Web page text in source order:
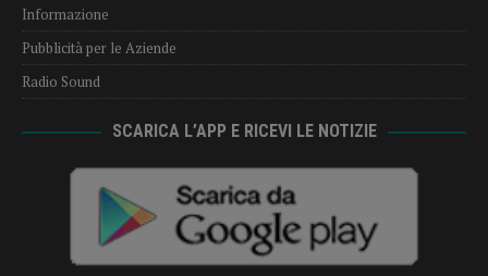
Informazione
Pubblicità per le Aziende
Radio Sound
SCARICA L’APP E RICEVI LE NOTIZIE